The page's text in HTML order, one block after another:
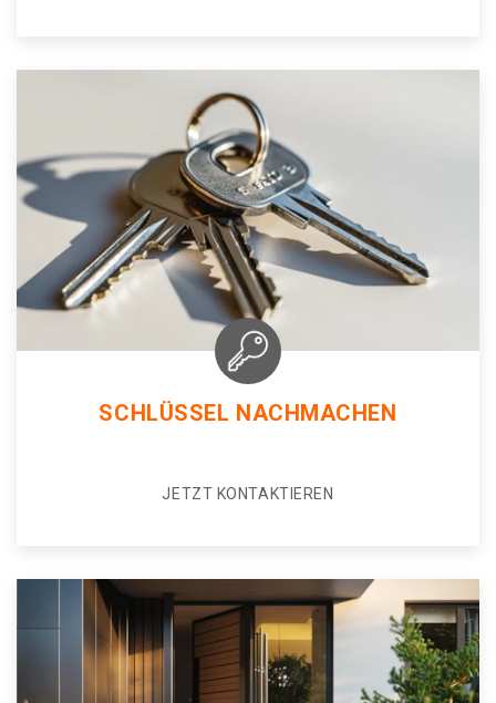
SCHLÜSSEL NACHMACHEN
JETZT KONTAKTIEREN